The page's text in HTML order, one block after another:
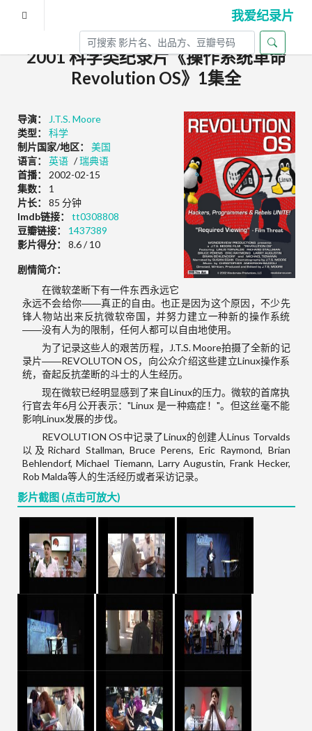
我爱纪录片
2001 科学类纪录片《操作系统革命
Revolution OS》1集全
导演：
J.T.S. Moore
类型：
科学
制片国家/地区：
美国
语言：
英语 /瑞典语
首播：
2002-02-15
集数：
1
片长：
85 分钟
Imdb链接：
tt0308808
豆瓣链接：
1437389
影片得分：
8.6 / 10
剧情简介：
在微软垄断下有一件东西永远它
永远不会给你――真正的自由。也正是因为这个原因，不少先
锋人物站出来反抗微软帝国，并努力建立一种新的操作系统
――没有人为的限制，任何人都可以自由地使用。
为了记录这些人的艰苦历程，J.T.S. Moore拍摄了全新的记
录片――REVOLUTON OS，向公众介绍这些建立Linux操作系
统，奋起反抗垄断的斗士的人生经历。
现在微软已经明显感到了来自Linux的压力。微软的首席执
行官去年6月公开表示："Linux 是一种癌症！"。但这丝毫不能
影响Linux发展的步伐。
REVOLUTION OS中记录了Linux的创建人Linus Torvalds
以及Richard Stallman, Bruce Perens, Eric Raymond, Brian
Behlendorf, Michael Tiemann, Larry Augustin, Frank Hecker,
Rob Malda等人的生活经历或者采访记录。
影片截图 (点击可放大)